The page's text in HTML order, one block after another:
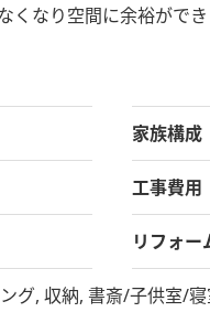
くなり空間に余裕がで
家族構成
工事費用
リフォー
グ, 収納, 書斎/子供室/